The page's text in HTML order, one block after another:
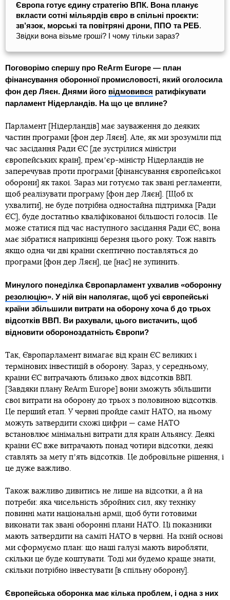
Європа готує єдину стратегію ВПК. Вона планує
вкласти сотні мільярдів євро в спільні проєкти:
зв’язок, морські та повітряні дрони, ППО та РЕБ.
Звідки вона візьме гроші? І чому тільки зараз?
Поговорімо спершу про ReArm Europe — план
фінансування оборонної промисловості, який оголосила
фон дер Ляєн. Днями його відмовився ратифікувати
парламент Нідерландів. На що це вплине?
Парламент [Нідерландів] має зауваження до деяких
частин програми [фон дер Ляєн]. Але, як ми зрозуміли під
час засідання Ради ЄС [де зустрілися міністри
європейських країн], премʼєр-міністр Нідерландів не
заперечував проти програми [фінансування європейської
оборони] як такої. Зараз ми готуємо так звані регламенти,
щоб реалізувати програму [фон дер Ляєн]. [Щоб їх
ухвалити], не буде потрібна одностайна підтримка [Ради
ЄС], буде достатньо кваліфікованої більшості голосів. Це
може статися під час наступного засідання Ради ЄС, вона
має зібратися наприкінці березня цього року. Тож навіть
якщо одна чи дві країни скептично поставляться до
програми [фон дер Ляєн], це [нас] не зупинить.
Минулого понеділка Європарламент ухвалив «оборонну
резолюцію». У ній він наполягає, щоб усі європейські
країни збільшили витрати на оборону хоча б до трьох
відсотків ВВП. Ви рахували, цього вистачить, щоб
відновити обороноздатність Європи?
Так, Європарламент вимагає від країн ЄС великих і
термінових інвестицій в оборону. Зараз, у середньому,
країни ЄС витрачають близько двох відсотків ВВП.
[Завдяки плану ReArm Europe] вони зможуть збільшити
свої витрати на оборону до трьох з половиною відсотків.
Це перший етап. У червні пройде саміт НАТО, на ньому
можуть затвердити схожі цифри — саме НАТО
встановлює мінімальні витрати для країн Альянсу. Деякі
країни ЄС вже витрачають понад чотири відсотки, деякі
ставлять за мету пʼять відсотків. Це добровільне рішення, і
це дуже важливо.
Також важливо дивитись не лише на відсотки, а й на
потреби: яка чисельність збройних сил, яку техніку
повинні мати національні армії, щоб бути готовими
виконати так звані оборонні плани НАТО. Ці показники
мають затвердити на саміті НАТО в червні. На їхній основі
ми сформуємо план: що наші галузі мають виробляти,
скільки це буде коштувати. Тоді ми будемо краще знати,
скільки потрібно інвестувати [в спільну оборону].
Європейська оборонка має кілька проблем, і одна з них